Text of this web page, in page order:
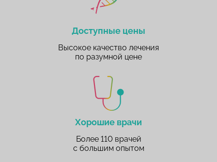
Доступные цены
Высокое качество лечения
по разумной цене
Хорошие врачи
Более 110 врачей
с большим опытом